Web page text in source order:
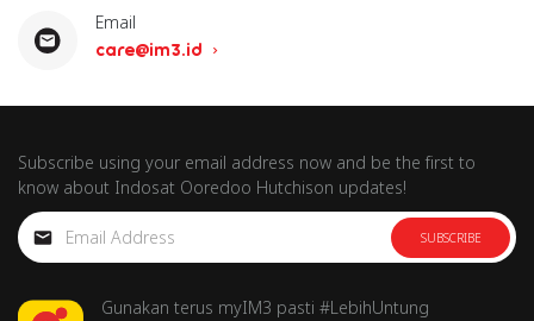
Email
care@im3.id
Subscribe using your email address now and be the first to
know about Indosat Ooredoo Hutchison updates!
SUBSCRIBE
Gunakan terus myIM3 pasti #LebihUntung